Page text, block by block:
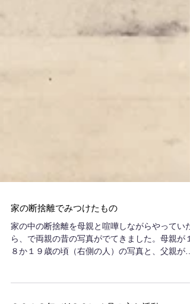
家の断捨離でみつけたもの
家の中の断捨離を母親と喧嘩しながらやっていた
８か１９歳の頃（右側の人）の写真と、父親が２